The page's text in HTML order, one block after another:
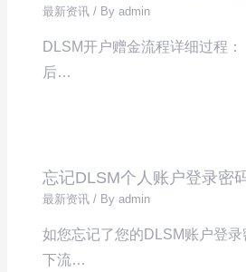
最新资讯 / Byadmin
DLSM开户赠金流程详细过程
后…
忘记DLSM个人账户登录密
最新资讯 / Byadmin
如您忘记了您的DLSM账户登
下流…